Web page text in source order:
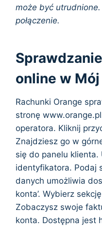
może być
połączenie.
online w
Rachunki Orange
stronę
operatora. Kliknij
Znajdziesz go w
się do panelu klienta.
identyfikatora. Podaj
danych umożliwia
konta’. Wybierz
Zobaczysz swoje
konta. Dostępna jest